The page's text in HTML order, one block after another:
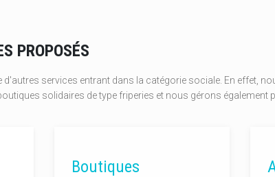
PROPOSÉS
d'autres services entrant dans la catégorie sociale. En effet,
solidaires de type friperies et nous gérons également
Boutiques